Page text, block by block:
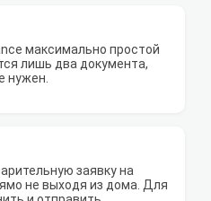
максимально простой
лишь два документа,
нужен.
заявку на
не выходя из дома. Для